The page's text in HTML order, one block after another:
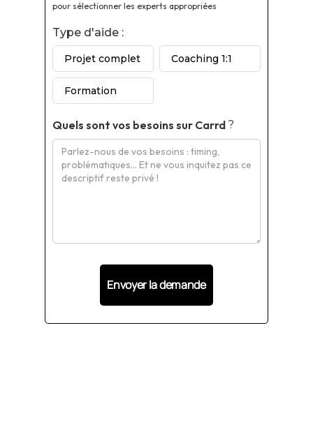
pour sélectionner les experts appropriées
Type d'aide :
Projet complet Coaching 1:1
Formation
Quels sont vos besoins sur Carrd?